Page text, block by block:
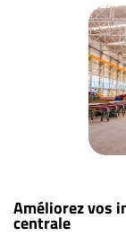
Améliorez vos
centrale